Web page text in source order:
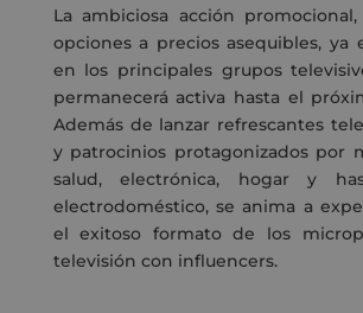
La ambiciosa acción
opciones a precios asequibles, ya
en los principales grupos
permanecerá activa hasta el
Además de lanzar refrescantes
y patrocinios protagonizados por
salud, electrónica, hogar y
electrodoméstico, se anima a
el exitoso formato de los
televisión con influencers.